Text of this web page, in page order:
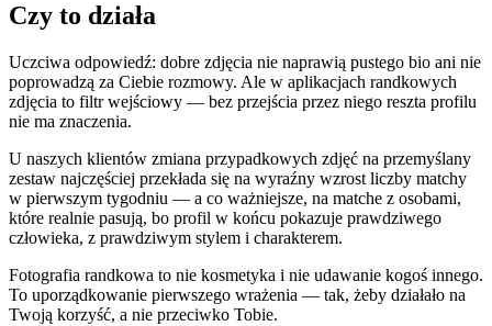
Czy to działa
Uczciwa odpowiedź: dobre zdjęcia nie naprawią pustego bio ani nie
poprowadzą za Ciebie rozmowy. Ale w aplikacjach randkowych
zdjęcia to filtr wejściowy — bez przejścia przez niego reszta profilu
nie ma znaczenia.
U naszych klientów zmiana przypadkowych zdjęć na przemyślany
zestaw najczęściej przekłada się na wyraźny wzrost liczby matchy
w pierwszym tygodniu — a co ważniejsze, na matche z osobami,
które realnie pasują, bo profil w końcu pokazuje prawdziwego
człowieka, z prawdziwym stylem i charakterem.
Fotografia randkowa to nie kosmetyka i nie udawanie kogoś innego.
To uporządkowanie pierwszego wrażenia — tak, żeby działało na
Twoją korzyść, a nie przeciwko Tobie.